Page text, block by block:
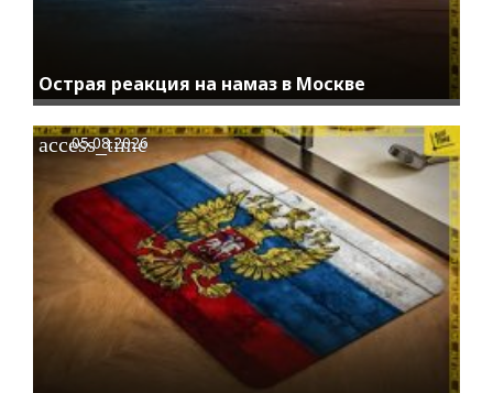
Острая реакция на намаз в Москве
access_time
05.08.2026